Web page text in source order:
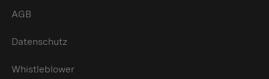
AGB
Datenschutz
Whistleblower